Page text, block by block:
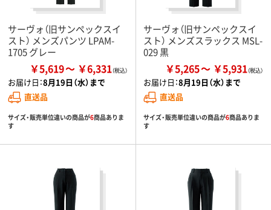
サーヴォ（旧サンペックスイ
スト） メンズパンツ LPAM-
1705 グレー
￥5,619 ￥6,331
お届け日：8月19日（水）まで
直送品
サイズ・販売単位違いの商品が6商品ありま
す
サーヴォ（旧サンペックスイ
スト） メンズスラックス MSL-
029 黒
￥5,265 ￥5,931
お届け日：8月19日（水）まで
直送品
サイズ・販売単位違いの商品が6商品ありま
す